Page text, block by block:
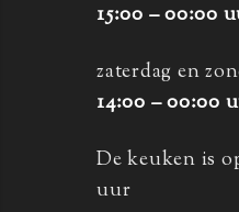
15:00 – 00:00
zaterdag en
14:00 – 00:00
De keuken is
uur